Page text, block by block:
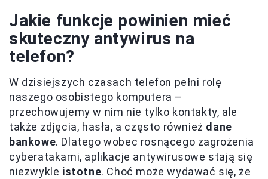
Jakie funkcje powinien mieć
skuteczny antywirus na
telefon?
W dzisiejszych czasach telefon pełni rolę
naszego osobistego komputera –
przechowujemy w nim nie tylko kontakty, ale
także zdjęcia, hasła, a często również dane
bankowe. Dlatego wobec rosnącego zagrożenia
cyberatakami, aplikacje antywirusowe stają się
niezwykle istotne. Choć może wydawać się, że